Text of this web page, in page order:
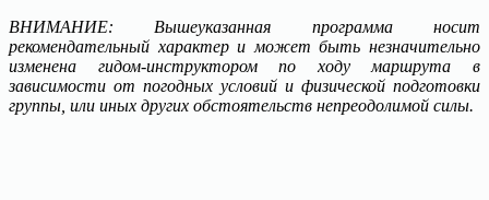
ВНИМАНИЕ: Вышеуказанная программа носит
рекомендательный характер и может быть незначительно
изменена гидом-инструктором по ходу маршрута в
зависимости от погодных условий и физической подготовки
группы, или иных других обстоятельств непреодолимой силы.